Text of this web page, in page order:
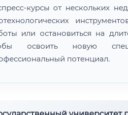
курсы от нескольких
или остановиться на
освоить новую
потенциал.